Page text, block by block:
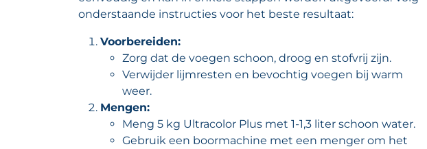
onderstaande instructies voor het beste resultaat:
Voorbereiden:
Zorg dat de voegen schoon, droog en stofvrij zijn.
Verwijder lijmresten en bevochtig voegen bij warm
weer.
Mengen:
Meng 5 kg Ultracolor Plus met 1-1,3 liter schoon water.
Gebruik een boormachine met een menger om het